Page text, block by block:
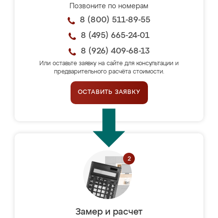
Позвоните по номерам
8 (800) 511-89-55
8 (495) 665-24-01
8 (926) 409-68-13
Или оставьте заявку на сайте для консультации и
предварительного расчёта стоимости.
ОСТАВИТЬ ЗАЯВКУ
Замер и расчет